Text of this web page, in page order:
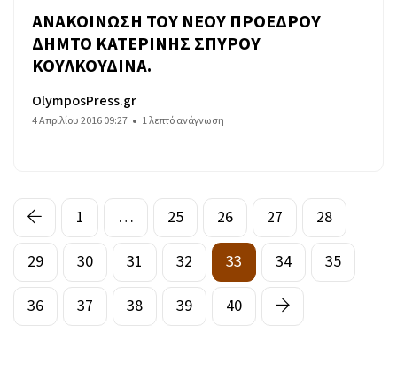
ΑΝΑΚΟΙΝΩΣΗ ΤΟΥ ΝΕΟΥ ΠΡΟΕΔΡΟΥ
ΔΗΜΤΟ ΚΑΤΕΡΙΝΗΣ ΣΠΥΡΟΥ
ΚΟΥΛΚΟΥΔΙΝΑ.
OlymposPress.gr
4 Απριλίου 2016 09:27 1 λεπτό ανάγνωση
1 … 25 26 27
28
29
30 31 32 33 34
35
36
37 38 39 40